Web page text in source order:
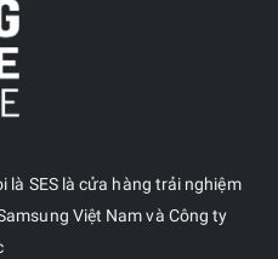
viên pin 5100 mAh
15W, mức công suất này
tụ đầy đủ các yếu tố của một
là SES là cửa hàng trải nghiệm
Việt Nam và Công ty